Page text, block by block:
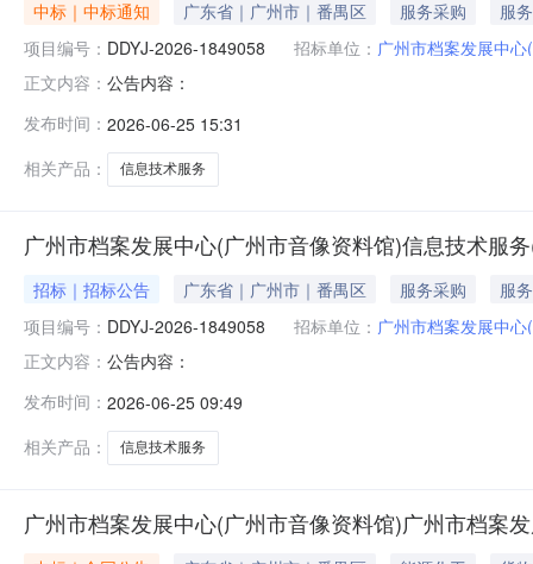
中标｜中标通知 广东省｜广州市｜番禺区 服务采购
服务
项目编号： DDYJ-2026-1849058 招标单位： 广州市档案发展中
正文内容： 公告内容：
发布时间： 2026-06-25 15:31
相关产品：
信息技术服务
广州市档案发展中心(广州市音像资料馆)信息技术服
招标｜招标公告 广东省｜广州市｜番禺区 服务采购
服务
项目编号： DDYJ-2026-1849058 招标单位： 广州市档案发展中
正文内容： 公告内容：
发布时间： 2026-06-25 09:49
相关产品：
信息技术服务
广州市档案发展中心(广州市音像资料馆)广州市档案